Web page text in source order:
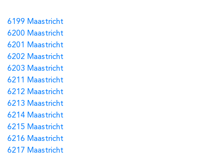
6199 Maastricht
6200 Maastricht
6201 Maastricht
6202 Maastricht
6203 Maastricht
6211 Maastricht
6212 Maastricht
6213 Maastricht
6214 Maastricht
6215 Maastricht
6216 Maastricht
6217 Maastricht